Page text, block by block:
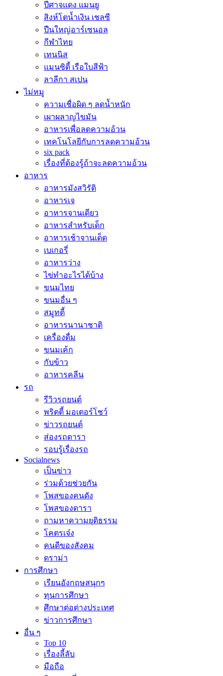
ปีศาจแดง แมนยู
สิงห์โตน้ำเงิน เชลซี
ปืนใหญ่อาร์เซนอล
กีฬาไทย
เทนนิส
แมนซิตี้ เรือใบสีฟ้า
ลาลีกา สเปน
ไม่หมู
ความเชื่อผิด ๆ ลดน้ำหนัก
เผาผลาญไขมัน
อาหารเพื่อลดความอ้วน
เทคโนโลยีกับการลดความอ้วน
six pack
เรื่องที่ต้องรู้ถ้าจะลดความอ้วน
อาหาร
อาหารมังสวิรัติ
อาหารเจ
อาหารจานเดียว
อาหารสำหรับเด็ก
อาหารเช้าจานเด็ด
เบเกอรี่
อาหารว่าง
ไข่ทำอะไรได้บ้าง
ขนมไทย
ขนมอื่น ๆ
สมูทตี้
อาหารนานาชาติ
เครื่องดื่ม
ขนมเค้ก
กับข้าว
อาหารคลีน
รถ
รีวิวรถยนต์
พริตตี้ มอเตอร์โชว์
ข่าวรถยนต์
ส่องรถดารา
รอบรู้เรื่องรถ
Socialnews
เป็นข่าว
ร่วมด้วยช่วยกัน
โพสของคนดัง
โพสของดารา
ถามหาความยุติธรรม
โคตรเจ๋ง
คนดีของสังคม
ดราม่า
การศึกษา
เรียนอังกฤษสนุกๆ
ทุนการศึกษา
ศึกษาต่อต่างประเทศ
ข่าวการศึกษา
อื่น ๆ
Top 10
เรื่องลี้ลับ
มือถือ